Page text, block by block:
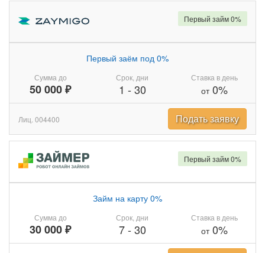
Сумма до
50 000 ₽
Первый заём под 0%
Срок, дни
1 - 30
Ставка в день
от0%
Первый займ 0%
Лиц. 004400 Подать заявку
Сумма до
30 000 ₽
Займ на карту 0%
Срок, дни
7- 30
Ставка в день
от0%
Первый займ 0%